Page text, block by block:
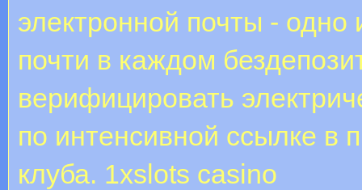
электронной почты - одно
почти в каждом
верифицировать
по интенсивной ссылке в
клуба. 1xslots casino